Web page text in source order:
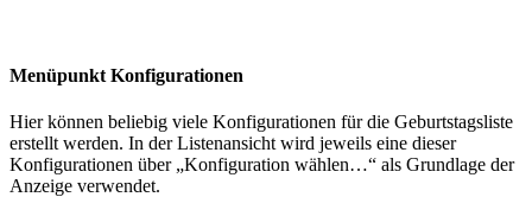
Menüpunkt Konfigurationen
Hier können beliebig viele Konfigurationen für die Geburtstagsliste
erstellt werden. In der Listenansicht wird jeweils eine dieser
Konfigurationen über „Konfiguration wählen…“ als Grundlage der
Anzeige verwendet.